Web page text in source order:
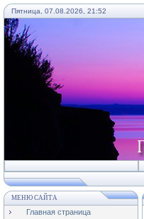
Пятница, 07.08.2026, 21:52
МЕНЮ САЙТА
Главная страница